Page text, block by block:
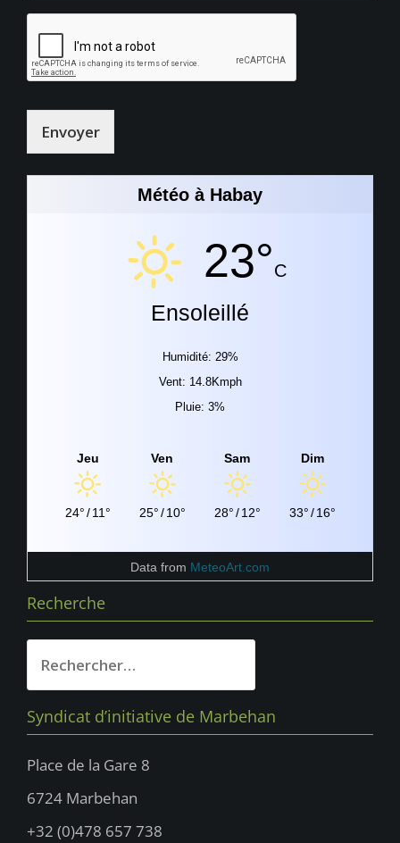
Envoyer
Météo à Habay
23°C
Ensoleillé
Humidité: 29%
Vent: 14.8Kmph
Pluie: 3%
Jeu
24°/ 11°
Ven
25°/ 10°
Sam
28°/ 12°
Dim
33°/ 16°
Data from MeteoArt.com
Recherche
Syndicat d’initiative de Marbehan
Place de la Gare 8
6724 Marbehan
+32 (0)478 657 738